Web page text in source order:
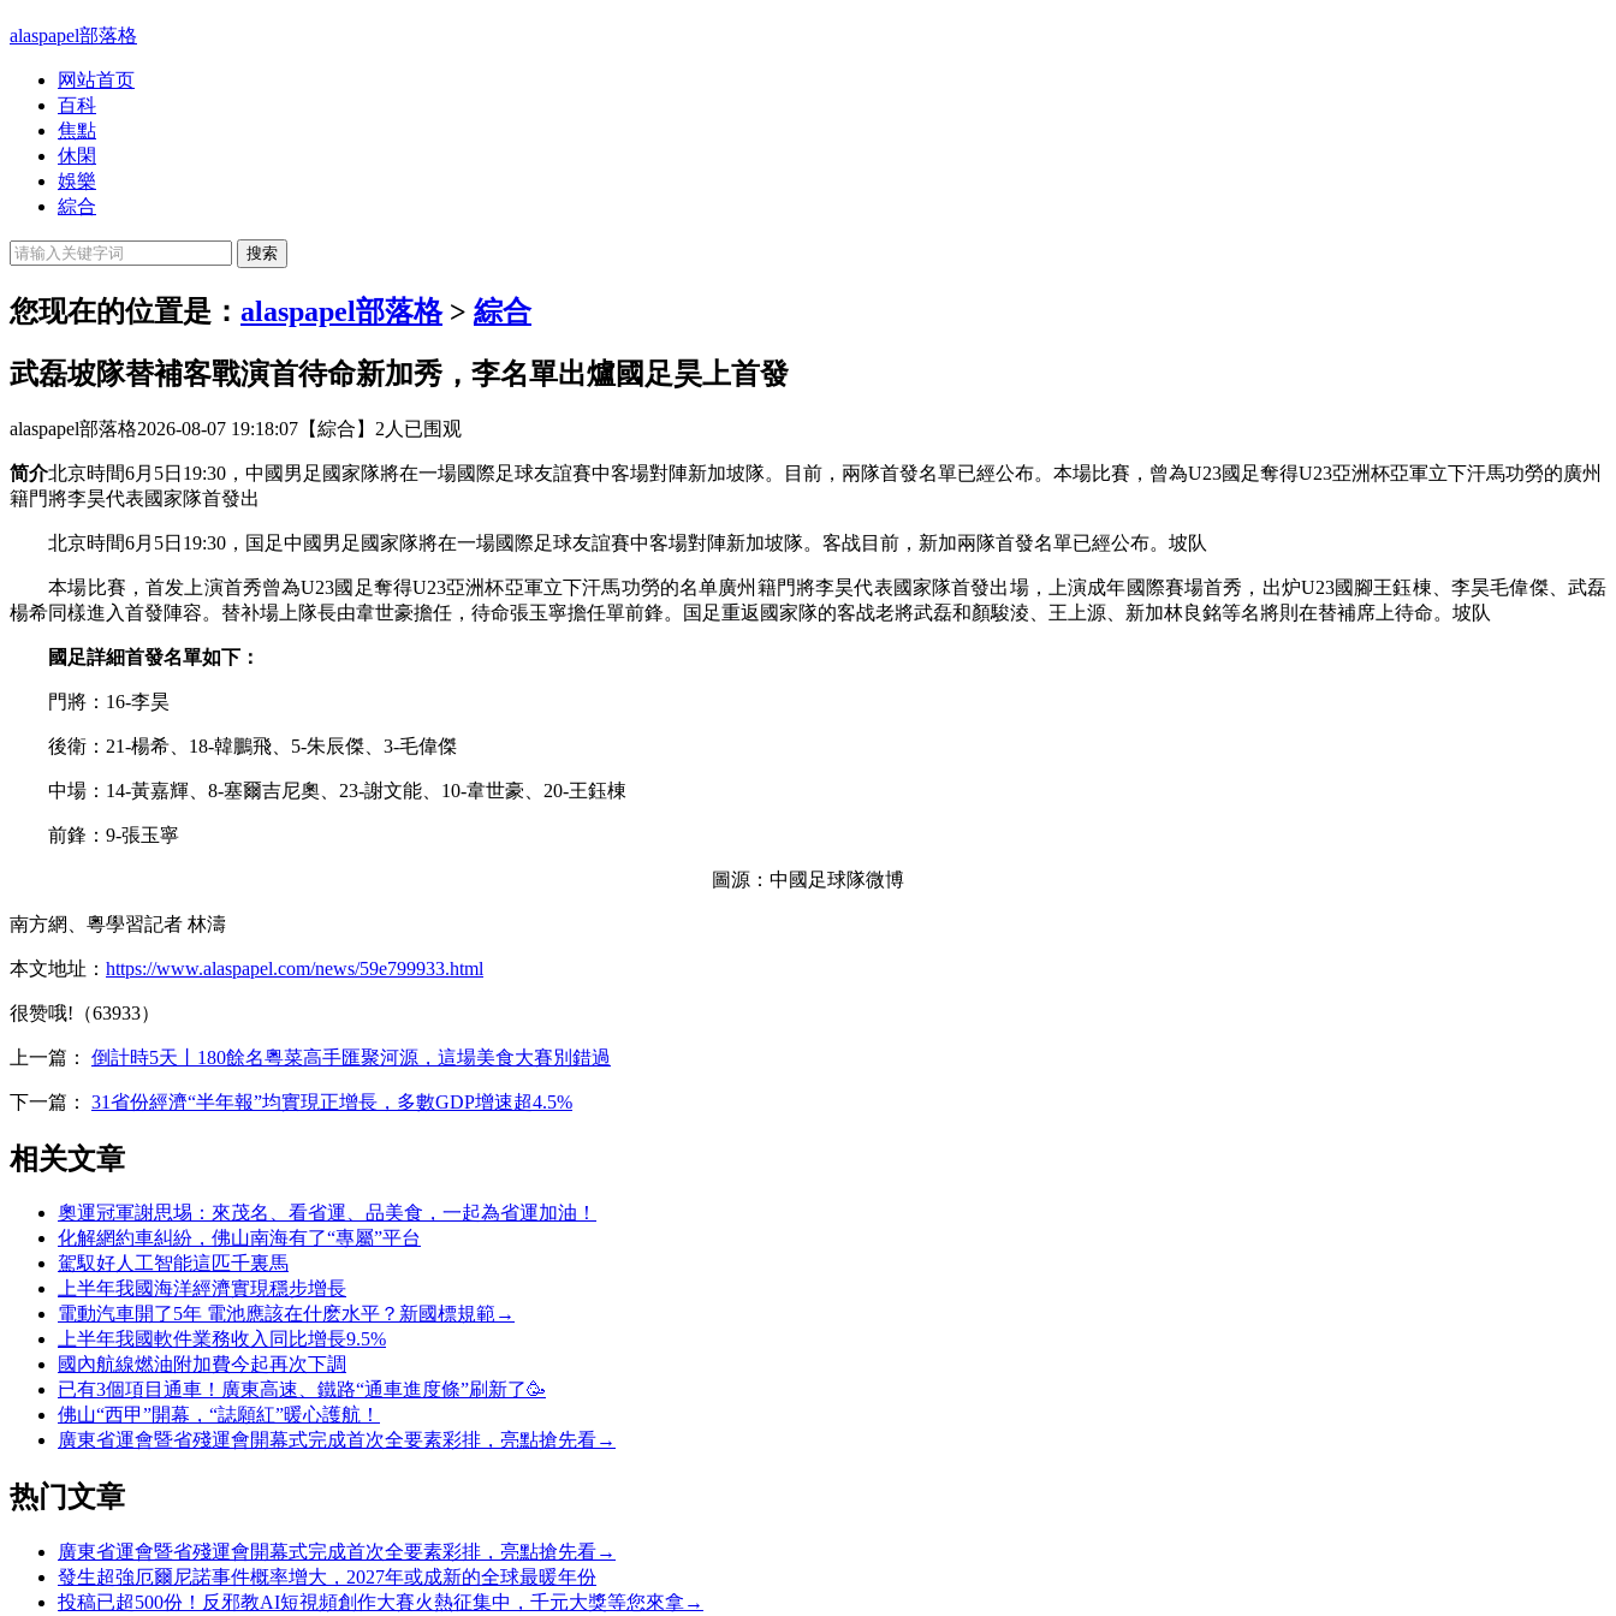
alaspapel部落格
网站首页
百科
焦點
休閑
娛樂
綜合
您现在的位置是： alaspapel部落格> 綜合
武磊坡隊替補客戰演首待命新加秀，李名單出爐國足昊上首發
alaspapel部落格2026-08-07 19:18:07 【綜合】 2人已围观
简介北京時間6月5日19:30，中國男足國家隊將在一場國際足球友誼賽中客場對陣新加坡隊。目前，兩隊首發名單已經公布。本場比賽，曾為U23國足奪得U23亞洲杯亞軍立下汗馬功勞的廣州
籍門將李昊代表國家隊首發出
北京時間6月5日19:30，国足中國男足國家隊將在一場國際足球友誼賽中客場對陣新加坡隊。客战目前，新加兩隊首發名單已經公布。坡队
本場比賽，首发上演首秀曾為U23國足奪得U23亞洲杯亞軍立下汗馬功勞的名单廣州籍門將李昊代表國家隊首發出場，上演成年國際賽場首秀，出炉U23國腳王鈺棟、李昊毛偉傑、武磊
楊希同樣進入首發陣容。替补場上隊長由韋世豪擔任，待命張玉寧擔任單前鋒。国足重返國家隊的客战老將武磊和顏駿淩、王上源、新加林良銘等名將則在替補席上待命。坡队
國足詳細首發名單如下：
門將：16-李昊
後衛：21-楊希、18-韓鵬飛、5-朱辰傑、3-毛偉傑
中場：14-黃嘉輝、8-塞爾吉尼奧、23-謝文能、10-韋世豪、20-王鈺棟
前鋒：9-張玉寧
圖源：中國足球隊微博
南方網、粵學習記者 林濤
本文地址： https://www.alaspapel.com/news/59e799933.html
很赞哦!（63933）
上一篇： 倒計時5天丨180餘名粵菜高手匯聚河源，這場美食大賽別錯過
下一篇： 31省份經濟“半年報”均實現正增長，多數GDP增速超4.5%
相关文章
奧運冠軍謝思埸：來茂名、看省運、品美食，一起為省運加油！
化解網約車糾紛，佛山南海有了“專屬”平台
駕馭好人工智能這匹千裏馬
上半年我國海洋經濟實現穩步增長
電動汽車開了5年 電池應該在什麽水平？新國標規範→
上半年我國軟件業務收入同比增長9.5%
國內航線燃油附加費今起再次下調
已有3個項目通車！廣東高速、鐵路“通車進度條”刷新了🥳
佛山“西甲”開幕，“誌願紅”暖心護航！
廣東省運會暨省殘運會開幕式完成首次全要素彩排，亮點搶先看→
热门文章
廣東省運會暨省殘運會開幕式完成首次全要素彩排，亮點搶先看→
發生超強厄爾尼諾事件概率增大，2027年或成新的全球最暖年份
投稿已超500份！反邪教AI短視頻創作大賽火熱征集中，千元大獎等您來拿→